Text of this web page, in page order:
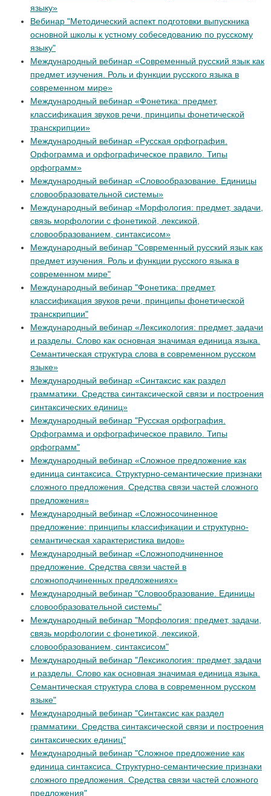
языку»
Вебинар "Методический аспект подготовки выпускника
основной школы к устному собеседованию по русскому
языку"
Международный вебинар «Современный русский язык как
предмет изучения. Роль и функции русского языка в
современном мире»
Международный вебинар «Фонетика: предмет,
классификация звуков речи, принципы фонетической
транскрипции»
Международный вебинар «Русская орфография.
Орфограмма и орфографическое правило. Типы
орфограмм»
Международный вебинар «Словообразование. Единицы
словообразовательной системы»
Международный вебинар «Морфология: предмет, задачи,
связь морфологии с фонетикой, лексикой,
словообразованием, синтаксисом»
Международный вебинар "Современный русский язык как
предмет изучения. Роль и функции русского языка в
современном мире"
Международный вебинар "Фонетика: предмет,
классификация звуков речи, принципы фонетической
транскрипции"
Международный вебинар «Лексикология: предмет, задачи
и разделы. Слово как основная значимая единица языка.
Семантическая структура слова в современном русском
языке»
Международный вебинар «Синтаксис как раздел
грамматики. Средства синтаксической связи и построения
синтаксических единиц»
Международный вебинар "Русская орфография.
Орфограмма и орфографическое правило. Типы
орфограмм"
Международный вебинар «Сложное предложение как
единица синтаксиса. Структурно-семантические признаки
сложного предложения. Средства связи частей сложного
предложения»
Международный вебинар «Сложносочиненное
предложение: принципы классификации и структурно-
семантическая характеристика видов»
Международный вебинар «Сложноподчиненное
предложение. Средства связи частей в
сложноподчиненных предложениях»
Международный вебинар "Словообразование. Единицы
словообразовательной системы"
Международный вебинар "Морфология: предмет, задачи,
связь морфологии с фонетикой, лексикой,
словообразованием, синтаксисом"
Международный вебинар "Лексикология: предмет, задачи
и разделы. Слово как основная значимая единица языка.
Семантическая структура слова в современном русском
языке"
Международный вебинар "Синтаксис как раздел
грамматики. Средства синтаксической связи и построения
синтаксических единиц"
Международный вебинар "Сложное предложение как
единица синтаксиса. Структурно-семантические признаки
сложного предложения. Средства связи частей сложного
предложения"